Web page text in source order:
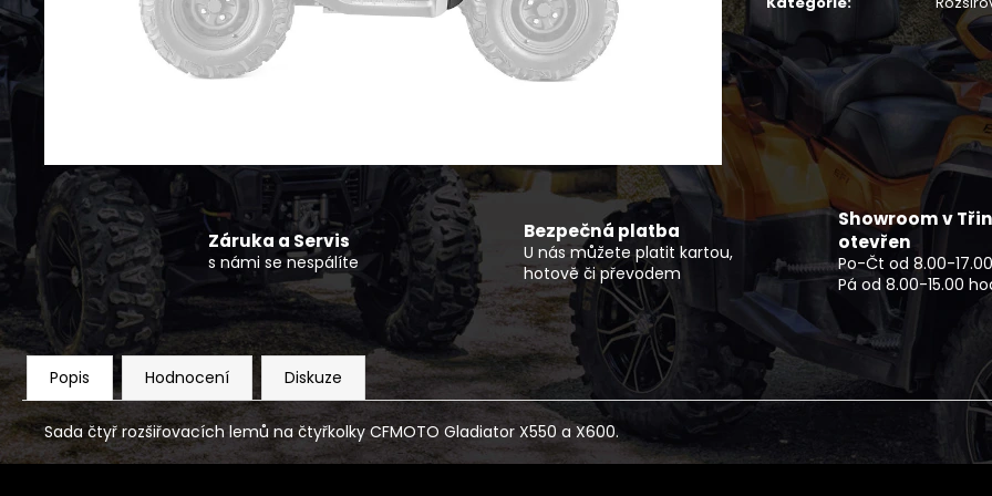
Záruka a Servis
s námi se nespálíte
Bezpečná platba
U nás můžete platit kartou,
hotově či převodem
Showroom v
otevřen
Po-Čt od 8.00-
Pá od 8.00-15.00
Popis Hodnocení Diskuze
Sada čtyř rozšiřovacích lemů na čtyřkolky CFMOTO Gladiator X550 a X600.
MIDLAND PŘEVODOVÝ OLEJ 75W90
330 Kč
ROZŠIŘOVACÍ LEMY CFMOTO
X850/X1000 G2
1 500 Kč
ELEKTRICKÝ
PRO
114 990 Kč